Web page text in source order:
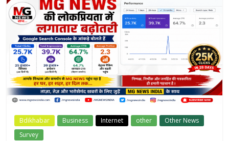
Bdikhabar Business Internet other
Other News
Survey